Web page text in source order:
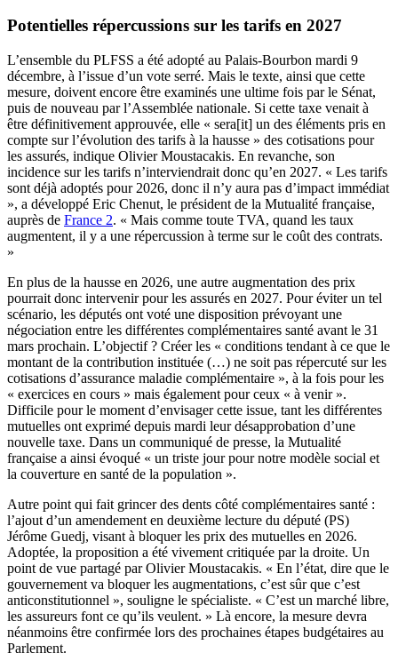
Potentielles répercussions sur les tarifs en 2027
L’ensemble du PLFSS a été adopté au Palais-Bourbon mardi 9
décembre, à l’issue d’un vote serré. Mais le texte, ainsi que cette
mesure, doivent encore être examinés une ultime fois par le Sénat,
puis de nouveau par l’Assemblée nationale. Si cette taxe venait à
être définitivement approuvée, elle « sera[it] un des éléments pris en
compte sur l’évolution des tarifs à la hausse » des cotisations pour
les assurés, indique Olivier Moustacakis. En revanche, son
incidence sur les tarifs n’interviendrait donc qu’en 2027. « Les tarifs
sont déjà adoptés pour 2026, donc il n’y aura pas d’impact immédiat
», a développé Eric Chenut, le président de la Mutualité française,
auprès de France 2. « Mais comme toute TVA, quand les taux
augmentent, il y a une répercussion à terme sur le coût des contrats.
»
En plus de la hausse en 2026, une autre augmentation des prix
pourrait donc intervenir pour les assurés en 2027. Pour éviter un tel
scénario, les députés ont voté une disposition prévoyant une
négociation entre les différentes complémentaires santé avant le 31
mars prochain. L’objectif ? Créer les « conditions tendant à ce que le
montant de la contribution instituée (…) ne soit pas répercuté sur les
cotisations d’assurance maladie complémentaire », à la fois pour les
« exercices en cours » mais également pour ceux « à venir ».
Difficile pour le moment d’envisager cette issue, tant les différentes
mutuelles ont exprimé depuis mardi leur désapprobation d’une
nouvelle taxe. Dans un communiqué de presse, la Mutualité
française a ainsi évoqué « un triste jour pour notre modèle social et
la couverture en santé de la population ».
Autre point qui fait grincer des dents côté complémentaires santé :
l’ajout d’un amendement en deuxième lecture du député (PS)
Jérôme Guedj, visant à bloquer les prix des mutuelles en 2026.
Adoptée, la proposition a été vivement critiquée par la droite. Un
point de vue partagé par Olivier Moustacakis. « En l’état, dire que le
gouvernement va bloquer les augmentations, c’est sûr que c’est
anticonstitutionnel », souligne le spécialiste. « C’est un marché libre,
les assureurs font ce qu’ils veulent. » Là encore, la mesure devra
néanmoins être confirmée lors des prochaines étapes budgétaires au
Parlement.